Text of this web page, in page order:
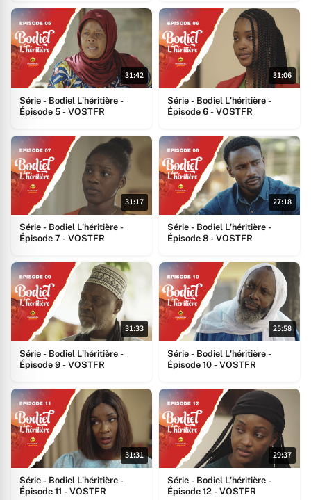
31:42
Série - Bodiel L'héritière -
Épisode 5 - VOSTFR
31:06
Série - Bodiel L'héritière -
Épisode 6 - VOSTFR
31:17
Série - Bodiel L'héritière -
Épisode 7 - VOSTFR
27:18
Série - Bodiel L'héritière -
Épisode 8 - VOSTFR
31:33
Série - Bodiel L'héritière -
Épisode 9 - VOSTFR
25:58
Série - Bodiel L'héritière -
Épisode 10 - VOSTFR
31:31
Série - Bodiel L'héritière -
Épisode 11 - VOSTFR
29:37
Série - Bodiel L'héritière -
Épisode 12 - VOSTFR